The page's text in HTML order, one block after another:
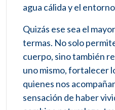
agua cálida y el
Quizás ese sea el
termas. No solo
cuerpo, sino también
uno mismo, fortalecer
quienes nos
sensación de haber